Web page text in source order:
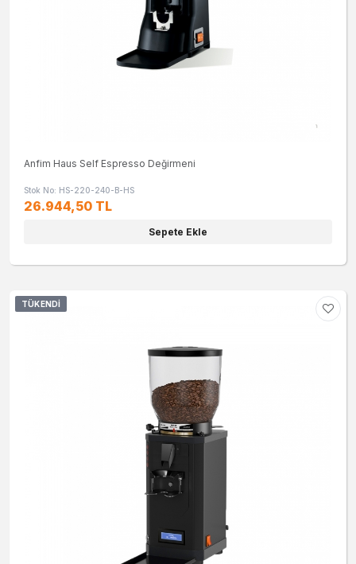
Anfim Haus Self Espresso Değirmeni
Stok No: HS-220-240-B-HS
26.944,50 TL
Sepete Ekle
TÜKENDI